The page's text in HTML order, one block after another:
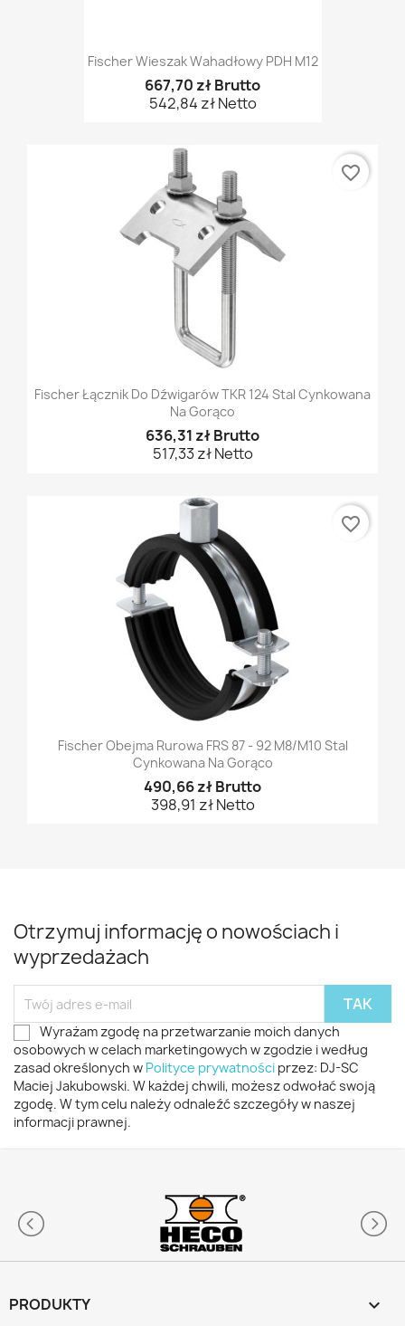
Fischer Wieszak Wahadłowy PDH M12
667,70 zł Brutto
542,84 zł Netto
Fischer Łącznik Do Dźwigarów TKR 124 Stal Cynkowana
Na Gorąco
636,31 zł Brutto
517,33 zł Netto
favorite_border
Fischer Obejma Rurowa FRS 87 - 92 M8/M10 Stal
Cynkowana Na Gorąco
490,66 zł Brutto
398,91 zł Netto
favorite_border
Otrzymuj informację o nowościach i
wyprzedażach
Wyrażam zgodę na przetwarzanie moich danych
osobowych w celach marketingowych w zgodzie i według
zasad określonych w Polityce prywatności przez: DJ-SC
Maciej Jakubowski. W każdej chwili, możesz odwołać swoją
zgodę. W tym celu należy odnaleźć szczegóły w naszej
informacji prawnej.
PRODUKTY 